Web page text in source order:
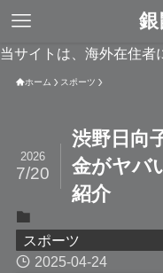
銀
当サイトは、海外在住者
ホーム スポーツ
渋野日向
金がヤバ
紹介
2026
7/20
スポーツ
2025-04-24